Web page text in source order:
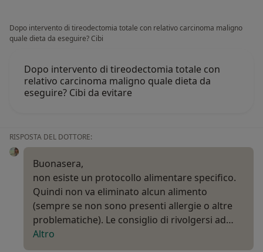
Dopo intervento di tireodectomia totale con relativo carcinoma maligno
quale dieta da eseguire? Cibi
Dopo intervento di tireodectomia totale con
relativo carcinoma maligno quale dieta da
eseguire? Cibi da evitare
RISPOSTA DEL DOTTORE:
Buonasera,
non esiste un protocollo alimentare specifico.
Quindi non va eliminato alcun alimento
(sempre se non sono presenti allergie o altre
problematiche). Le consiglio di rivolgersi ad…
Altro